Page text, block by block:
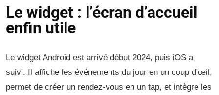
Le widget : l’écran d’accueil
enfin utile
Le widget Android est arrivé début 2024, puis iOS a
suivi. Il affiche les événements du jour en un coup d’œil,
permet de créer un rendez-vous en un tap, et intègre les